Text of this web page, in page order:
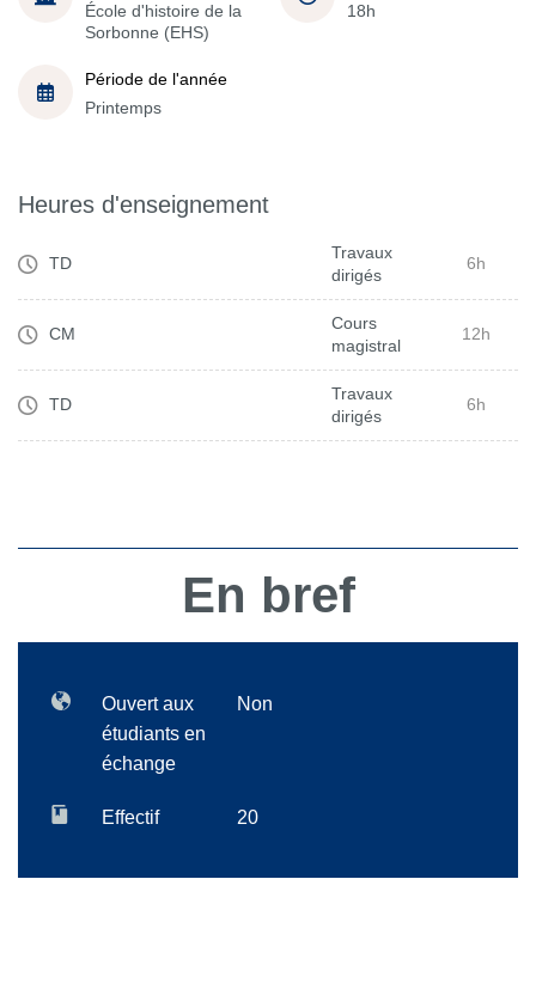
École d'histoire de la
Sorbonne (EHS)
18h
Période de l'année
Printemps
Heures d'enseignement
TD
Travaux
dirigés
6h
CM
Cours
magistral
12h
TD
Travaux
dirigés
6h
En bref
Ouvert aux
étudiants en
échange
Non
Effectif 20